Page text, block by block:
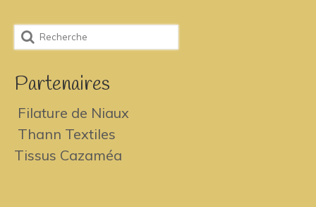
Partenaires
Filature de Niaux
Thann Textiles
Tissus Cazaméa